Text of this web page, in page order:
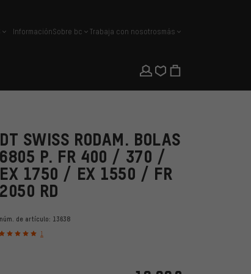
InformaciónSobre bc Trabaja con nosotrosmás
DT SWISS RODAM. BOLAS
6805 P. FR 400 / 370 /
EX 1750 / EX 1550 / FR
2050 RD
núm. de artículo: 13638
1